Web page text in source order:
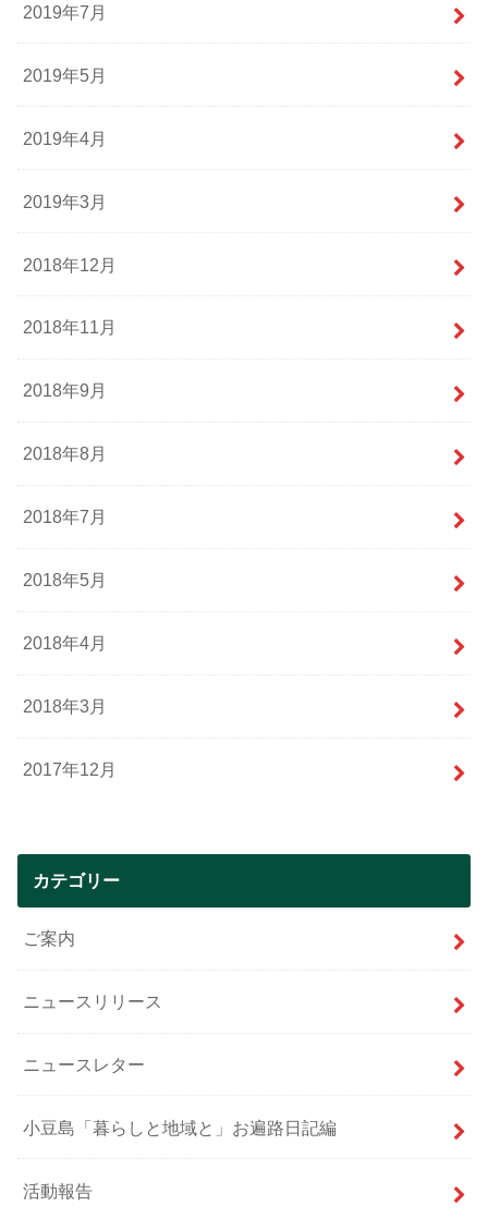
2019年7月
2019年5月
2019年4月
2019年3月
2018年12月
2018年11月
2018年9月
2018年8月
2018年7月
2018年5月
2018年4月
2018年3月
2017年12月
カテゴリー
ご案内
ニュースリリース
ニュースレター
小豆島「暮らしと地域と」お遍路日記編
活動報告